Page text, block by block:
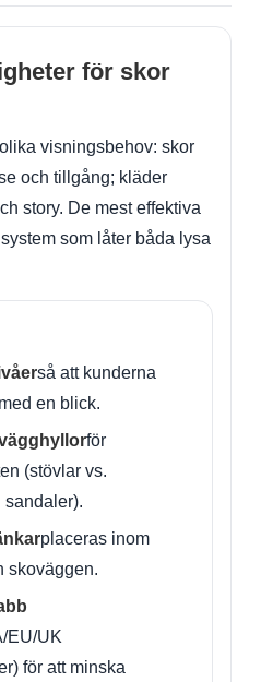
för skor
visningsbehov: skor
och tillgång; kläder
story. De mest effektiva
som låter båda lysa
så att kunderna
en blick.
för
(stövlar vs.
sandaler).
placeras inom
skoväggen.
EU/UK
för att minska